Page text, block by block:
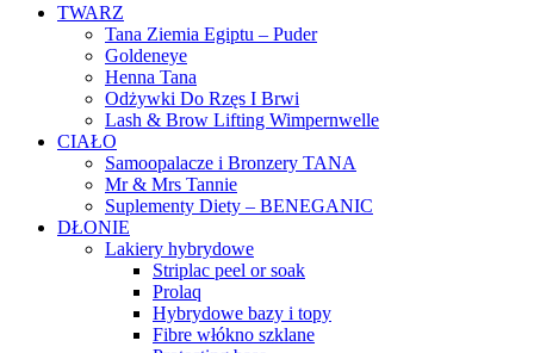
TWARZ
Tana Ziemia Egiptu – Puder
Goldeneye
Henna Tana
Odżywki Do Rzęs I Brwi
Lash & Brow Lifting Wimpernwelle
CIAŁO
Samoopalacze i Bronzery TANA
Mr & Mrs Tannie
Suplementy Diety – BENEGANIC
DŁONIE
Lakiery hybrydowe
Striplac peel or soak
Prolaq
Hybrydowe bazy i topy
Fibre włókno szklane